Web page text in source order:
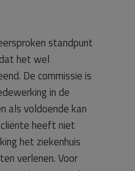
standpunt
het wel
De commissie is
in de
als voldoende kan
heeft niet
het ziekenhuis
verlenen. Voor